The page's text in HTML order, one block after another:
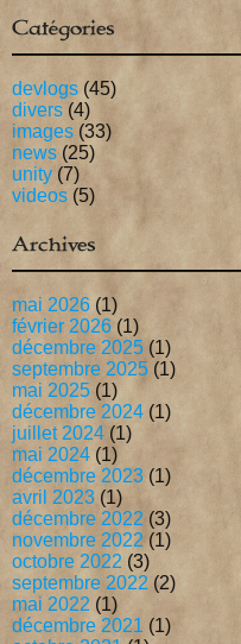
Catégories
devlogs (45)
divers (4)
images (33)
news (25)
unity (7)
videos (5)
Archives
mai 2026 (1)
février 2026 (1)
décembre 2025 (1)
septembre 2025 (1)
mai 2025 (1)
décembre 2024 (1)
juillet 2024 (1)
mai 2024 (1)
décembre 2023 (1)
avril 2023 (1)
décembre 2022 (3)
novembre 2022 (1)
octobre 2022 (3)
septembre 2022 (2)
mai 2022 (1)
décembre 2021 (1)